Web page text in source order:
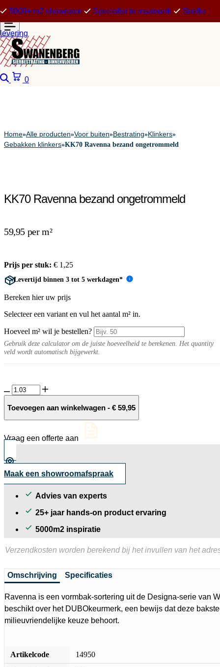
5000+ m2 showroom Specialist in maatwerk Snelle
levering
Zoeken
0
Home»Alle producten»Voor buiten»Bestrating»Klinkers»
Gebakken klinkers»KK70 Ravenna bezand ongetrommeld
KK70 Ravenna bezand ongetrommeld
59,95 per m²
Prijs per stuk: € 1,25
Levertijd binnen 3 tot 5 werkdagen* i
Bereken hier uw prijs
Selecteer een variant en vul het aantal m² in.
Hoeveel m² wil je bestellen?
Gebruik deze calculator om de juiste hoeveelheid te berekenen. Het quantity
veld wordt automatisch bijgewerkt.
KK70
Ravenna
bezand
Toevoegen aan winkelwagen - € 59,95
Vraag een offerte aan
Maak een showroomafspraak
Advies van experts
25+ jaar hands-on product ervaring
5000m2 inspiratie
Verzendkosten worden berekend bij het invullen van het
Omschrijving Specificaties
Ravenna is een vormbak-sortering uit de Designa-serie van
beschikt over het DUBOkeurmerk, een bewijs dat deze
milieuvriendelijke keuze behoort.
Artikelcode 14950